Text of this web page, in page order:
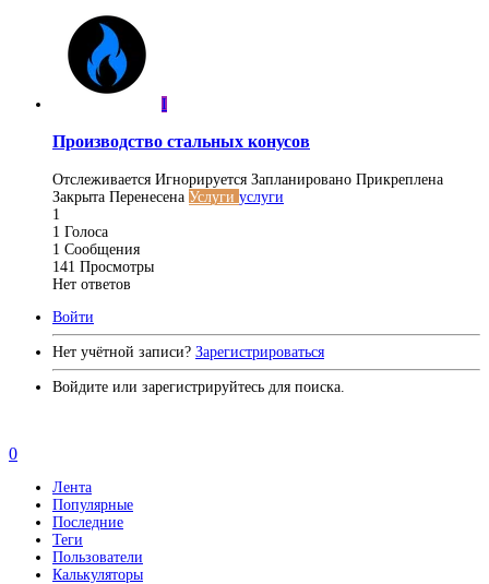
I
Производство стальных конусов
Отслеживается Игнорируется Запланировано Прикреплена
Закрыта Перенесена Услуги услуги
1
1 Голоса
1 Сообщения
141 Просмотры
Нет ответов
Войти
Нет учётной записи? Зарегистрироваться
Войдите или зарегистрируйтесь для поиска.
0
Лента
Популярные
Последние
Теги
Пользователи
Калькуляторы